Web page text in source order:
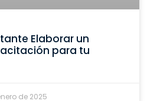
Elaborar un
para tu
de 2025